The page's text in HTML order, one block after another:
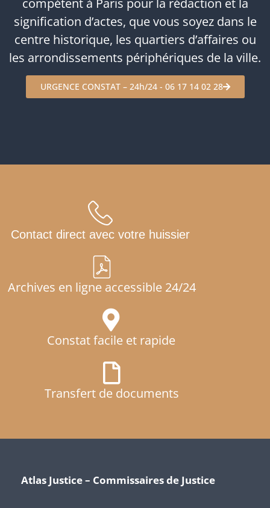
signification d’actes, que vous soyez dans le
centre historique, les quartiers d’affaires ou
les arrondissements périphériques de la ville.
URGENCE CONSTAT – 24h/24 - 06 17 14 02 28
Contact direct avec votre huissier
Archives en ligne accessible 24/24
Constat facile et rapide
Transfert de documents
Atlas Justice – Commissaires de Justice